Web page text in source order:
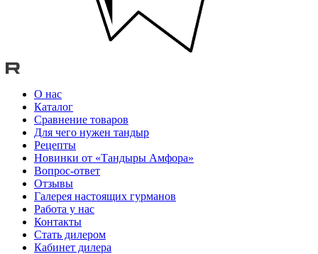
О нас
Каталог
Сравнение товаров
Для чего нужен тандыр
Рецепты
Новинки от «Тандыры Амфора»
Вопрос-ответ
Отзывы
Галерея настоящих гурманов
Работа у нас
Контакты
Стать дилером
Кабинет дилера